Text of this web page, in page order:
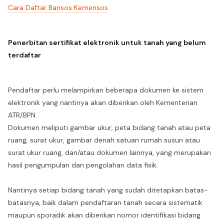
Cara Daftar Bansos Kemensos
Penerbitan sertifikat elektronik untuk tanah yang belum
terdaftar
Pendaftar perlu melampirkan beberapa dokumen ke sistem
elektronik yang nantinya akan diberikan oleh Kementerian
ATR/BPN.
Dokumen meliputi gambar ukur, peta bidang tanah atau peta
ruang, surat ukur, gambar denah satuan rumah susun atau
surat ukur ruang, dan/atau dokumen lainnya, yang merupakan
hasil pengumpulan dan pengolahan data fisik.
Nantinya setiap bidang tanah yang sudah ditetapkan batas-
batasnya, baik dalam pendaftaran tanah secara sistematik
maupun sporadik akan diberikan nomor identifikasi bidang